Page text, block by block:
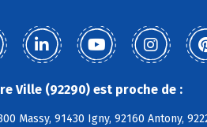
Ville (92290) est proche de :
Massy, 91430 Igny, 92160 Antony,